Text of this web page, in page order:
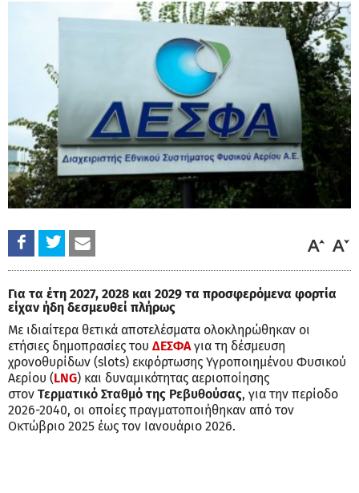
Για τα έτη 2027, 2028 και 2029 τα προσφερόμενα φορτία
είχαν ήδη δεσμευθεί πλήρως
Με ιδιαίτερα θετικά αποτελέσματα ολοκληρώθηκαν οι
ετήσιες δημοπρασίες του ΔΕΣΦΑ για τη δέσμευση
χρονοθυρίδων (slots) εκφόρτωσης Υγροποιημένου Φυσικού
Αερίου (LNG) και δυναμικότητας αεριοποίησης
στον Τερματικό Σταθμό της Ρεβυθούσας, για την περίοδο
2026-2040, οι οποίες πραγματοποιήθηκαν από τον
Οκτώβριο 2025 έως τον Ιανουάριο 2026.